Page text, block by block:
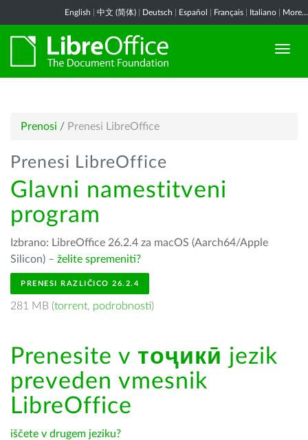
English 中文 (简体) Deutsch Español Français Italiano More...
Prenosi / Prenesi LibreOffice
Prenesi LibreOffice
Glavni namestitveni
program
Izbrano: LibreOffice 26.2.4 za macOS (Aarch64/Apple
Silicon) – želite spremeniti?
PRENESI RAZLIČICO 26.2.4
281 MB (torrent, podrobnosti)
Prenesite v тоҷикӣ jezik
preveden vmesnik
LibreOffice
iščete v drugem jeziku?